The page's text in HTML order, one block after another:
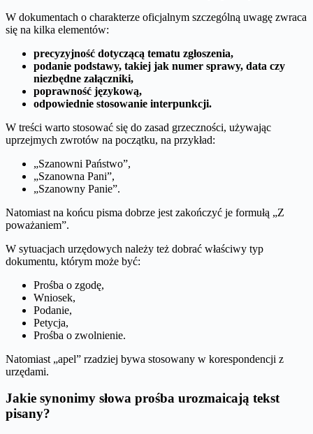
W dokumentach o charakterze oficjalnym szczególną uwagę zwraca
się na kilka elementów:
precyzyjność dotyczącą tematu zgłoszenia,
podanie podstawy, takiej jak numer sprawy, data czy
niezbędne załączniki,
poprawność językową,
odpowiednie stosowanie interpunkcji.
W treści warto stosować się do zasad grzeczności, używając
uprzejmych zwrotów na początku, na przykład:
„Szanowni Państwo”,
„Szanowna Pani”,
„Szanowny Panie”.
Natomiast na końcu pisma dobrze jest zakończyć je formułą „Z
poważaniem”.
W sytuacjach urzędowych należy też dobrać właściwy typ
dokumentu, którym może być:
Prośba o zgodę,
Wniosek,
Podanie,
Petycja,
Prośba o zwolnienie.
Natomiast „apel” rzadziej bywa stosowany w korespondencji z
urzędami.
Jakie synonimy słowa prośba urozmaicają tekst
pisany?